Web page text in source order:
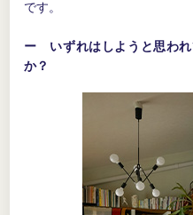
です。
ー いずれはしようと思わ
か？